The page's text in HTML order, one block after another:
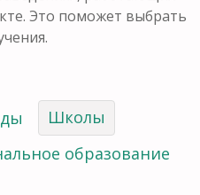
Это поможет выбрать
Школы
образование